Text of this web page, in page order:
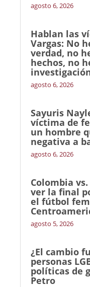
agosto 6, 2026
Hablan las
Vargas: No
verdad, no
hechos, no
agosto 6, 2026
Sayuris
víctima de
un hombre
negativa a
agosto 6, 2026
Colombia
ver la final
el fútbol
agosto 5, 2026
¿El cambio
personas
políticas de
Petro